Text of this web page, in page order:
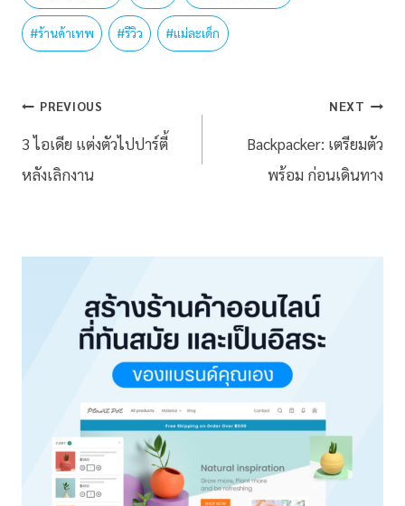
#ร้านค้าเทพ #รีวิว #แม่ละเด็ก
PREVIOUS
3 ไอเดีย แต่งตัวไปปาร์ตี้
หลังเลิกงาน
NEXT
Backpacker: เตรียมตัว
พร้อม ก่อนเดินทาง